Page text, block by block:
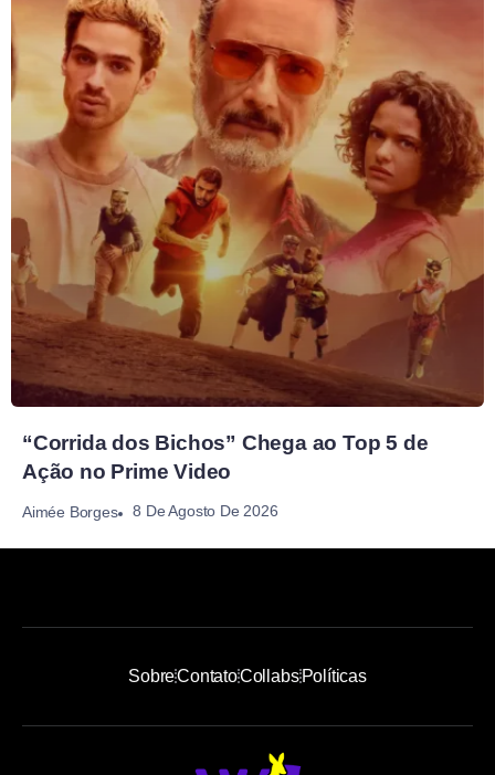
“Corrida dos Bichos” Chega ao Top 5 de
Ação no Prime Video
Aimée Borges 8 De Agosto De 2026
SobreContatoCollabsPolíticas